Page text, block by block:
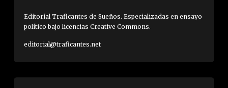
Editorial Traficantes de Sueños. Especializadas en ensayo
político bajo licencias Creative Commons.
editorial@traficantes.net